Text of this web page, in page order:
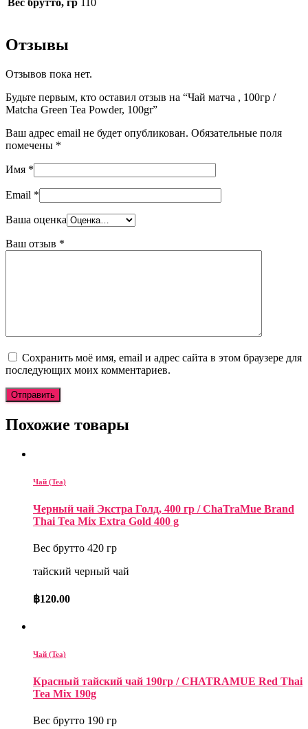
Вес брутто, гр 110
Отзывы
Отзывов пока нет.
Будьте первым, кто оставил отзыв на “Чай матча , 100гр /
Matcha Green Tea Powder, 100gr”
Ваш адрес email не будет опубликован. Обязательные поля
помечены *
Имя *
Email *
Ваша оценка
Ваш отзыв *
Сохранить моё имя, email и адрес сайта в этом браузере для
последующих моих комментариев.
Похожие товары
Чай (Tea)
Черный чай Экстра Голд, 400 гр / ChaTraMue Brand
Thai Tea Mix Extra Gold 400 g
Вес брутто 420 гр
тайский черный чай
฿120.00
Чай (Tea)
Красный тайский чай 190гр / CHATRAMUE Red Thai
Tea Mix 190g
Вес брутто 190 гр